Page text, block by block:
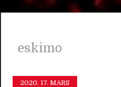
eskimo
2020. 17. MARS